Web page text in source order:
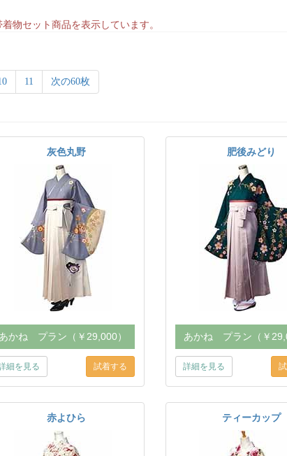
物セット商品を表示しています。
11 次の60枚
灰色丸野
あかね プラン（￥29,000）
細を見る
肥後みどり
あかね プラン（￥
詳細を見る
赤よひら ティーカップ